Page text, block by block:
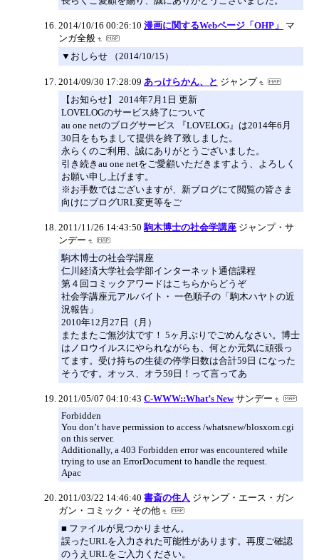
2014/10/16 00:26:10 漫画に関するWebページ「OHP」
マ
ンガ全般
▼おしらせ （2014/10/15）
2014/09/30 17:28:09 あっけらかん、と ジャンプ
【お知らせ】 2014年7月1日 更新
LOVELOGのサービス終了について
au one netのブログサービス 『LOVELOG』は2014年6月
30日をもちまして提供を終了致しました。
永らくのご利用、誠にありがとうございました。
引き続きau one netをご愛顧いただきますよう、よろしく
お願い申し上げます。
※お手数ではございますが、新ブログにて閲覧の皆さま
向けにブログURL変更等をご
2011/11/26 14:43:50 駒木博士の社会学講座 ジャンプ・サ
ンデー
駒木博士の社会学講座
仁川経済大学社会学部インターネット通信課程
第４回コミックアワードはこちらからどうぞ
社会学講座元アルバイト・ 一色順子の「駒木ハヤトの近
況報告」
2010年12月27日（月）
またまたご無沙汰です！ 5ヶ月ぶりでごめんなさい。博士
はノロウイルスにやられながらも、何とか元気に頑張っ
てます。受け持ちの生徒の停学日数は合計59日 になった
そうです。オッス、オラ59日！って言ってあ
2011/05/07 04:10:43 C-WWW::What’s New サンデー
Forbidden
You don’t have permission to access /whatsnew/blosxom.cgi
on this server.
Additionally, a 403 Forbidden error was encountered while
trying to use an ErrorDocument to handle the request.
Apac
2011/03/22 14:46:40 書斎の住人 ジャンプ・エース・ガン
ガン・コミック・その他
■ ファイルが見つかりません。
誤ったURLを入力された可能性があります。再度ご確認
のうえURLをご入力ください。